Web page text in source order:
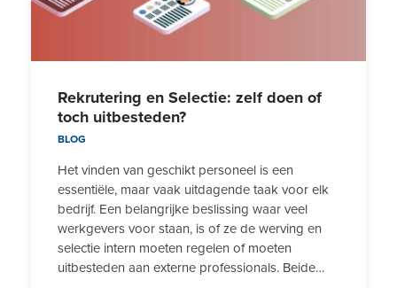
Rekrutering en Selectie: zelf doen of
toch uitbesteden?
BLOG
Het vinden van geschikt personeel is een
essentiële, maar vaak uitdagende taak voor elk
bedrijf. Een belangrijke beslissing waar veel
werkgevers voor staan, is of ze de werving en
selectie intern moeten regelen of moeten
uitbesteden aan externe professionals. Beide…